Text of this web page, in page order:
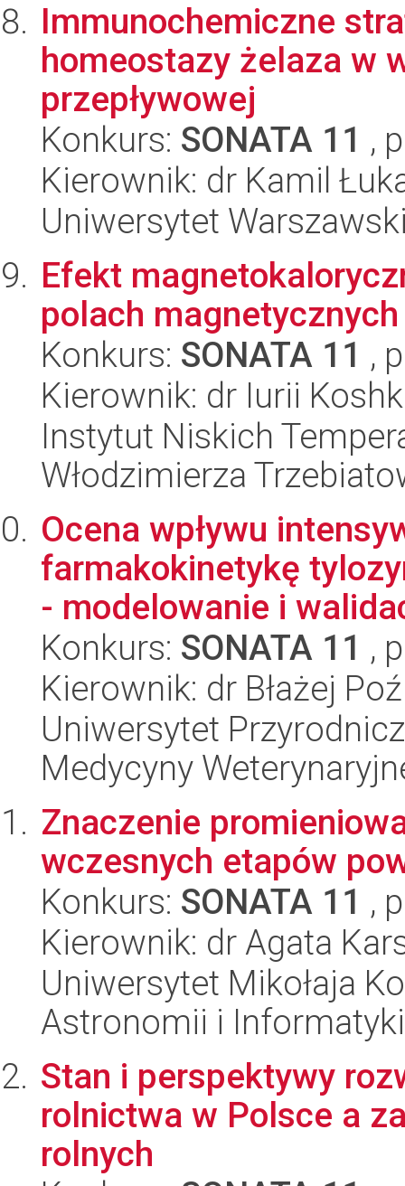
Immunochemiczne
homeostazy żelaza w
przepływowej
Konkurs: SONATA 11 ,
Kierownik: dr Kamil
Uniwersytet
Efekt
polach magnetycznych
Konkurs: SONATA 11 ,
Kierownik: dr Iurii
Instytut Niskich
Włodzimierza
Ocena wpływu
farmakokinetykę
- modelowanie i
Konkurs: SONATA 11 ,
Kierownik: dr Błażej
Uniwersytet
Medycyny
Znaczenie
wczesnych etapów
Konkurs: SONATA 11 ,
Kierownik: dr Agata
Uniwersytet Mikołaja
Astronomii i
Stan i perspektywy
rolnictwa w Polsce a
rolnych